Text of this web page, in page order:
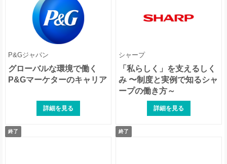
P&Gジャパン
グローバルな環境で働く
P&Gマーケターのキャリア
詳細を見る
シャープ
「私らしく」を支えるしく
み 〜制度と実例で知るシャ
ープの働き方～
詳細を見る
終了 終了